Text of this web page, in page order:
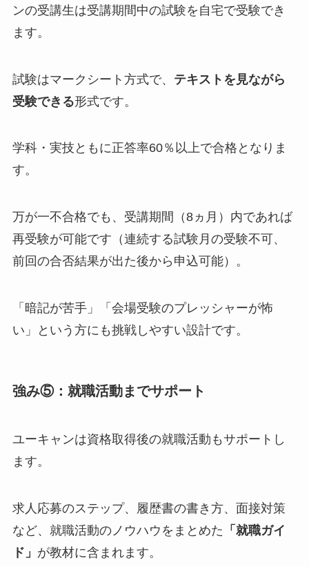
ンの受講生は受講期間中の試験を自宅で受験でき
ます。
試験はマークシート方式で、 テキストを見ながら
受験できる形式です。
学科・実技ともに正答率60％以上で合格となりま
す。
万が一不合格でも、受講期間（8ヵ月）内であれば
再受験が可能です（連続する試験月の受験不可、
前回の合否結果が出た後から申込可能）。
「暗記が苦手」「会場受験のプレッシャーが怖
い」という方にも挑戦しやすい設計です。
強み⑤：就職活動までサポート
ユーキャンは資格取得後の就職活動もサポートし
ます。
求人応募のステップ、履歴書の書き方、面接対策
など、就職活動のノウハウをまとめた 「就職ガイ
ド」 が教材に含まれます。